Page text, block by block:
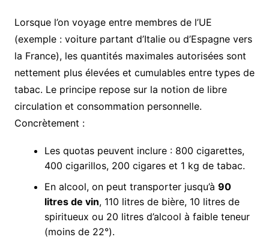
Lorsque l’on voyage entre membres de l’UE
(exemple : voiture partant d’Italie ou d’Espagne vers
la France), les quantités maximales autorisées sont
nettement plus élevées et cumulables entre types de
tabac. Le principe repose sur la notion de libre
circulation et consommation personnelle.
Concrètement :
Les quotas peuvent inclure : 800 cigarettes,
400 cigarillos, 200 cigares et 1 kg de tabac.
En alcool, on peut transporter jusqu’à 90
litres de vin, 110 litres de bière, 10 litres de
spiritueux ou 20 litres d’alcool à faible teneur
(moins de 22°).